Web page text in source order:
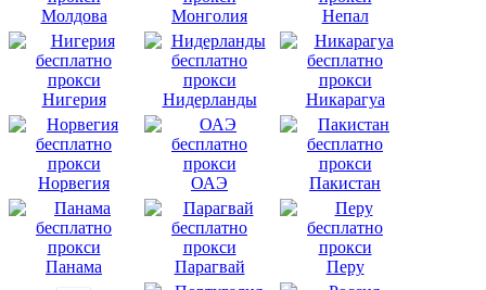
Молдова Монголия Непал
Нигерия Нидерланды Никарагуа
Норвегия ОАЭ Пакистан
Панама Парагвай Перу